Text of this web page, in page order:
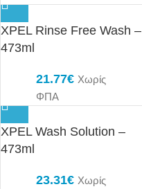
XPEL Rinse Free Wash –
473ml
21.77€ Χωρίς
ΦΠΑ
XPEL Wash Solution –
473ml
23.31€ Χωρίς